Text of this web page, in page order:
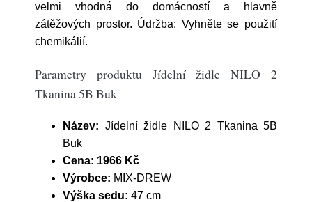
velmi vhodná do domácností a hlavně
zátěžových prostor. Údržba: Vyhněte se použití
chemikálií.
Parametry produktu Jídelní židle NILO 2
Tkanina 5B Buk
Název: Jídelní židle NILO 2 Tkanina 5B
Buk
Cena: 1966 Kč
Výrobce: MIX-DREW
Výška sedu: 47 cm